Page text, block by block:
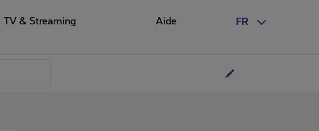
FR
TV & Streaming Aide